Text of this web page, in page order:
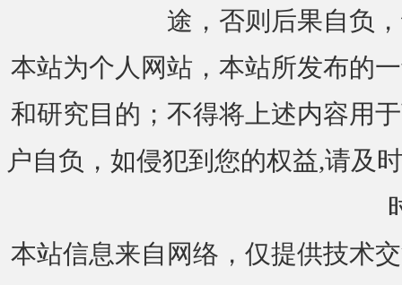
途，否则后果自负
本站为个人网站，本站所发布的
和研究目的；不得将上述内容用
户自负，如侵犯到您的权益,请及
本站信息来自网络，仅提供技术